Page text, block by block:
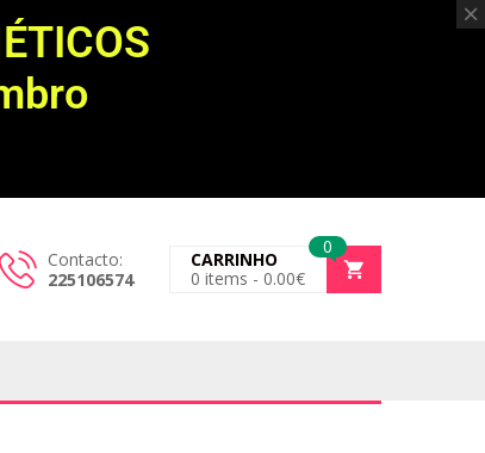
Contacto:
225106574
0
CARRINHO
0 items - 0.00€